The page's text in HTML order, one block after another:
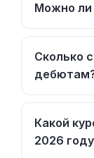
Можно ли
Сколько
Какой
2026